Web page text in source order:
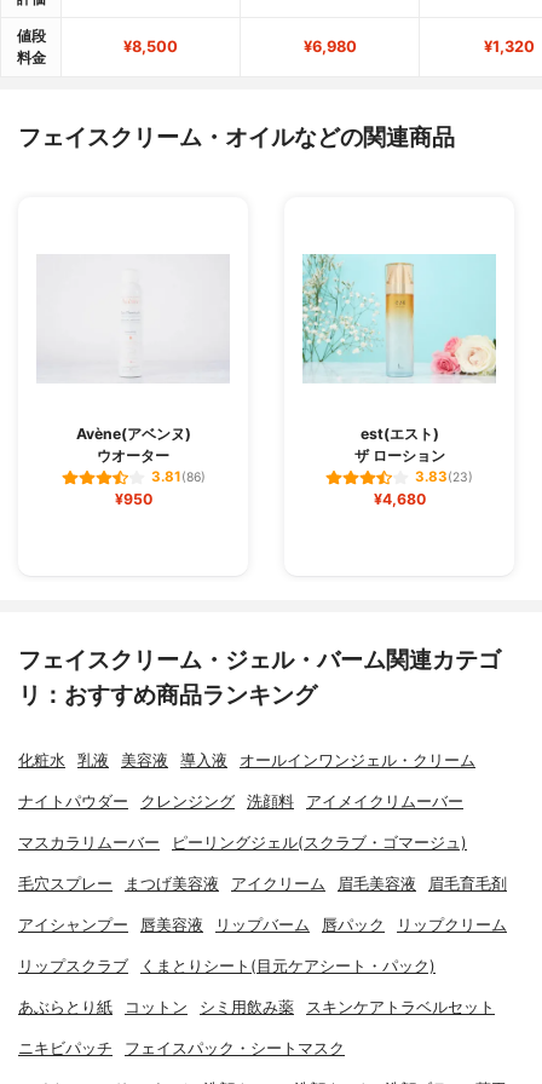
値段
料金
¥8,500 ¥6,980 ¥1,320
フェイスクリーム・オイルなどの関連商品
Avène(アベンヌ)
ウオーター
3.81(86)
¥950
est(エスト)
ザ ローション
3.83(23)
¥4,680
フェイスクリーム・ジェル・バーム関連カテゴ
リ：おすすめ商品ランキング
化粧水 乳液 美容液 導入液 オールインワンジェル・クリーム
ナイトパウダー クレンジング 洗顔料 アイメイクリムーバー
マスカラリムーバー ピーリングジェル(スクラブ・ゴマージュ)
毛穴スプレー まつげ美容液 アイクリーム 眉毛美容液 眉毛育毛剤
アイシャンプー 唇美容液 リップバーム 唇パック リップクリーム
リップスクラブ くまとりシート(目元ケアシート・パック)
あぶらとり紙 コットン シミ用飲み薬 スキンケアトラベルセット
ニキビパッチ フェイスパック・シートマスク